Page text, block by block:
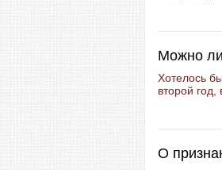
Можно ли
Хотелось
второй год,
О